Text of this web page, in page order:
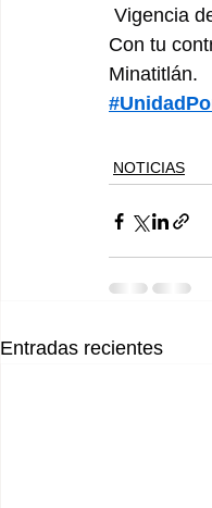
Vigencia
Con tu
Minatitlán.
NOTICIAS
Entradas recientes